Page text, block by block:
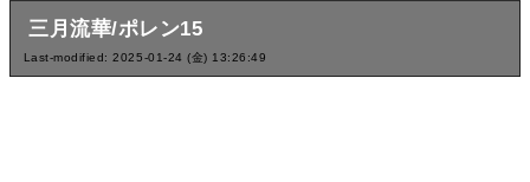
三月流華/ポレン15
Last-modified: 2025-01-24 (金) 13:26:49